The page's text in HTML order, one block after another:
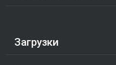
Загрузки